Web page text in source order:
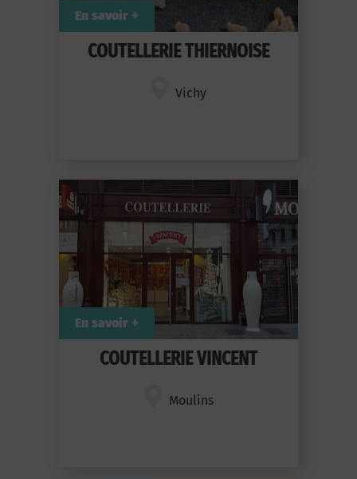
COUTELLERIE THIERNOISE
Vichy
En savoir +
COUTELLERIE VINCENT
Moulins
En savoir +